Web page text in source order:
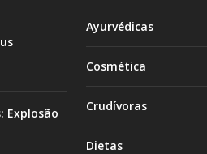
Explosão
Ayurvédicas
Cosmética
Crudívoras
Dietas